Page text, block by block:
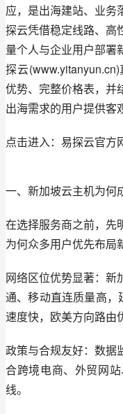
应，是出海建站、业务
探云凭借稳定线路、高
量个人与企业用户部署
探云
优势、完整价格表，并
出海需求的用户提供客
点击进入：易探云官方
一、新加坡云主机为何
在选择服务商之前，先
为何众多用户优先布局
网络区位优势显著：新
通、移动直连质量高，
速度快，欧美方向路由
政策与合规友好：数据
合跨境电商、外贸网
线。